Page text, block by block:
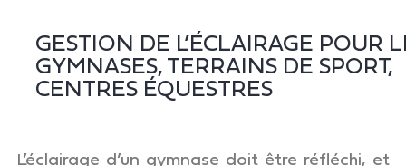
GESTION DE L’ÉCLAIRAGE POUR
GYMNASES, TERRAINS DE SPORT,
CENTRES ÉQUESTRES
L’éclairage d’un gymnase doit être réfléchi, et